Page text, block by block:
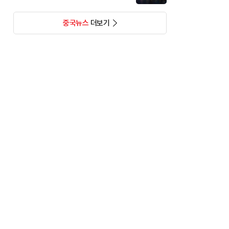
중국뉴스더보기